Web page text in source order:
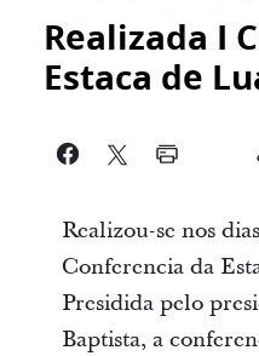
Realizada I
Estaca de
Realizou-se nos
Conferencia da
Presidida pelo
Baptista, a